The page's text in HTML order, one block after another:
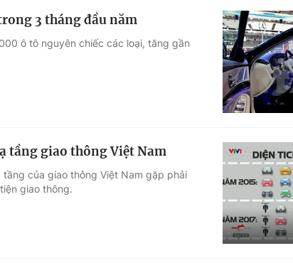
3 tháng đầu năm
ô tô nguyên chiếc các loại, tăng gần
tầng giao thông Việt Nam
của giao thông Việt Nam gặp phải
giao thông.